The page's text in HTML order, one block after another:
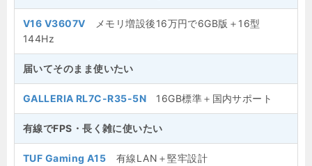
V16 V3607V メモリ増設後16万円で6GB版＋16型
144Hz
届いてそのまま使いたい
GALLERIA RL7C-R35-5N 16GB標準＋国内サポート
有線でFPS・長く雑に使いたい
TUF Gaming A15 有線LAN＋堅牢設計